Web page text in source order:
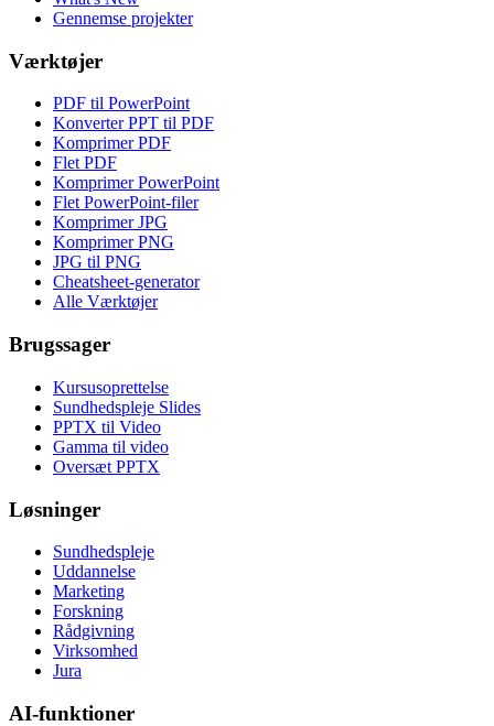
Gennemse projekter
Værktøjer
PDF til PowerPoint
Konverter PPT til PDF
Komprimer PDF
Flet PDF
Komprimer PowerPoint
Flet PowerPoint-filer
Komprimer JPG
Komprimer PNG
JPG til PNG
Cheatsheet-generator
Alle Værktøjer
Brugssager
Kursusoprettelse
Sundhedspleje Slides
PPTX til Video
Gamma til video
Oversæt PPTX
Løsninger
Sundhedspleje
Uddannelse
Marketing
Forskning
Rådgivning
Virksomhed
Jura
AI-funktioner